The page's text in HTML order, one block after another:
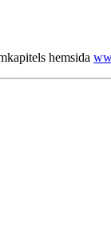
hemsida